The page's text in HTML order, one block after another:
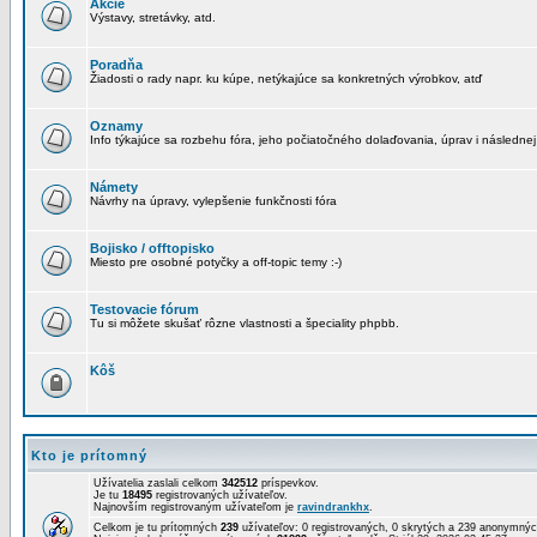
Akcie
Výstavy, stretávky, atd.
Poradňa
Žiadosti o rady napr. ku kúpe, netýkajúce sa konkretných výrobkov, atď
Oznamy
Info týkajúce sa rozbehu fóra, jeho počiatočného dolaďovania, úprav i následnej
Námety
Návrhy na úpravy, vylepšenie funkčnosti fóra
Bojisko / offtopisko
Miesto pre osobné potyčky a off-topic temy :-)
Testovacie fórum
Tu si môžete skušať rôzne vlastnosti a špeciality phpbb.
Kôš
Kto je prítomný
Užívatelia zaslali celkom 342512 príspevkov.
Je tu 18495 registrovaných užívateľov.
Najnovším registrovaným užívateľom je ravindrankhx.
Celkom je tu prítomných 239 užívateľov: 0 registrovaných, 0 skrytých a 239